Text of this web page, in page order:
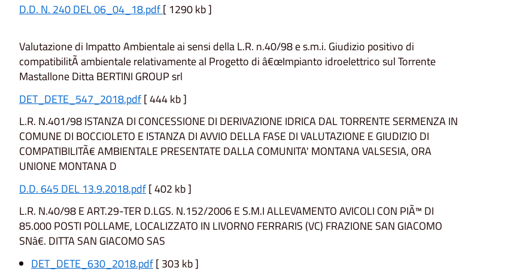
D.D. N. 240 DEL 06_04_18.pdf[ 1290 kb ]
Valutazione di Impatto Ambientale ai sensi della L.R. n.40/98 e s.m.i. Giudizio positivo di
compatibilitÃ ambientale relativamente al Progetto di â€œImpianto idroelettrico sul Torrente
Mastallone Ditta BERTINI GROUP srl
DET_DETE_547_2018.pdf[ 444 kb ]
L.R. N.401/98 ISTANZA DI CONCESSIONE DI DERIVAZIONE IDRICA DAL TORRENTE SERMENZA IN
COMUNE DI BOCCIOLETO E ISTANZA DI AVVIO DELLA FASE DI VALUTAZIONE E GIUDIZIO DI
COMPATIBILITÃ€ AMBIENTALE PRESENTATE DALLA COMUNITA' MONTANA VALSESIA, ORA
UNIONE MONTANA D
D.D. 645 DEL 13.9.2018.pdf[ 402 kb ]
L.R. N.40/98 E ART.29-TER D.LGS. N.152/2006 E S.M.I ALLEVAMENTO AVICOLI CON PIÃ™ DI
85.000 POSTI POLLAME, LOCALIZZATO IN LIVORNO FERRARIS (VC) FRAZIONE SAN GIACOMO
SNâ€. DITTA SAN GIACOMO SAS
DET_DETE_630_2018.pdf[ 303 kb ]